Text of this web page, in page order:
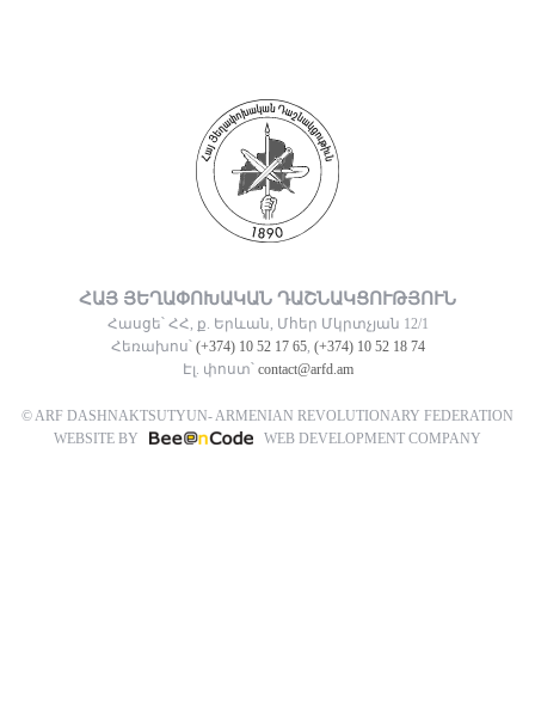
ՀԱՅ ՅԵՂԱՓՈԽԱԿԱՆ ԴԱՇՆԱԿՑՈՒԹՅՈՒՆ
Հասցե՝ ՀՀ, ք. Երևան, Մհեր Մկրտչյան 12/1
Հեռախոս՝ (+374) 10 52 17 65, (+374) 10 52 18 74
Էլ. փոստ՝ contact@arfd.am
© ARF DASHNAKTSUTYUN- ARMENIAN REVOLUTIONARY FEDERATION
WEBSITE BY
WEB DEVELOPMENT COMPANY